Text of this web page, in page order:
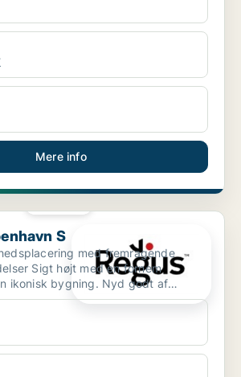
Mere info
S
med fremragende
Sigt højt med en fornem
ikonisk bygning. Nyd godt af